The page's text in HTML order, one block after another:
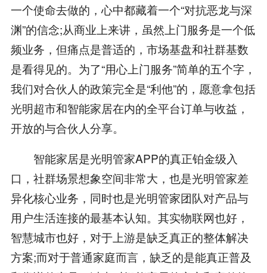
一个使命去做的，心中都藏着一个“对抗恶龙与深
渊”的信念;从商业上来讲，虽然上门服务是一个低
频业务，但痛点是普适的，市场基盘和社群基数
是看得见的。为了“用心上门服务”简单的五个字，
我们对合伙人的政策完全是“利他”的，愿意拿包括
光明超市和智能家居在内的全平台订单与收益，
开放的与合伙人分享。
智能家居是光明管家APP的真正铂金级入
口，社群场景想象空间非常大，也是光明管家差
异化核心业务，同时也是光明管家团队对产品与
用户生活连接的最基本认知。其实物联网也好，
智慧城市也好，对于上游是缺乏真正的整体解决
方案;而对于普通家庭而言，缺乏的是能真正普及